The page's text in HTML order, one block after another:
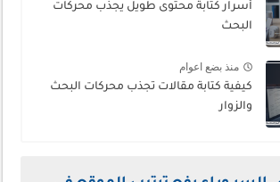
أسرار كتابة محتوى طويل يجذب محركات
البحث
منذ بضع اعوام
كيفية كتابة مقالات تجذب محركات البحث
والزوار